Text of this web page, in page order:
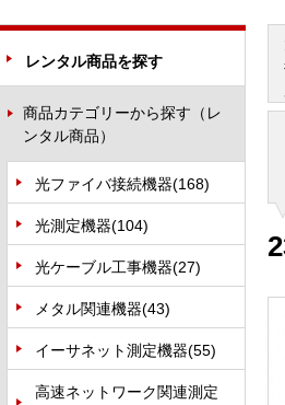
レンタル商品を探す
商品カテゴリーから探す（レ
ンタル商品）
光ファイバ接続機器(168)
光測定機器(104)
光ケーブル工事機器(27)
メタル関連機器(43)
イーサネット測定機器(55)
高速ネットワーク関連測定